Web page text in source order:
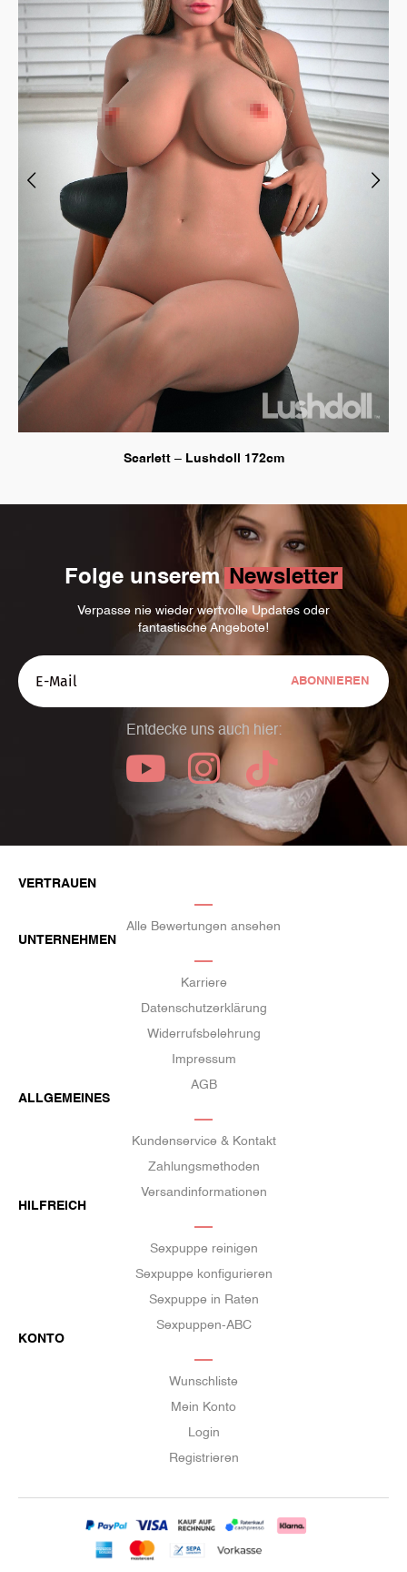
Scarlett – Lushdoll 172cm
Folge unserem Newsletter
Verpasse nie wieder wertvolle Updates oder
fantastische Angebote!
ABONNIEREN
Entdecke uns auch hier:
VERTRAUEN
Alle Bewertungen ansehen
UNTERNEHMEN
Karriere
Datenschutzerklärung
Widerrufsbelehrung
Impressum
AGB
ALLGEMEINES
Kundenservice & Kontakt
Zahlungsmethoden
Versandinformationen
HILFREICH
Sexpuppe reinigen
Sexpuppe konfigurieren
Sexpuppe in Raten
Sexpuppen-ABC
KONTO
Wunschliste
Mein Konto
Login
Registrieren